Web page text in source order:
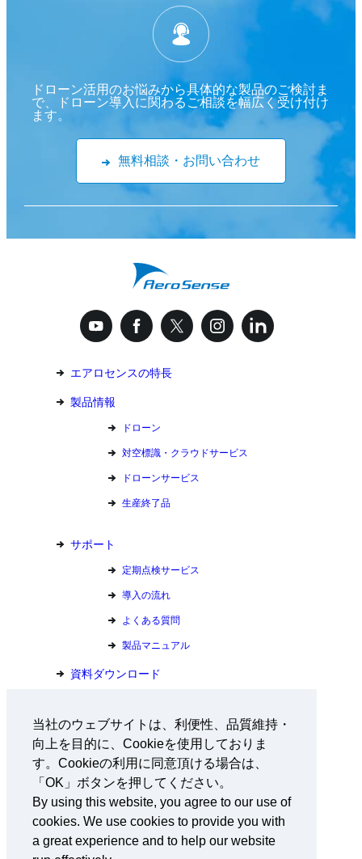
当社のウェブサイトは、利便性、品質維持・
向上を目的に、Cookieを使用しておりま
す。Cookieの利用に同意頂ける場合は、
「OK」ボタンを押してください。
By using this website, you agree to our use of
cookies. We use cookies to provide you with
a great experience and to help our website
ドローン活用のお悩みから具体的な製品のご検討ま
で、ドローン導入に関わるご相談を幅広く受け付け
ます。
無料相談・お問い合わせ
エアロセンスの特長
製品情報
ドローン
対空標識・クラウドサービス
ドローンサービス
生産終了品
サポート
定期点検サービス
導入の流れ
よくある質問
製品マニュアル
資料ダウンロード
会社情報
採用情報
ニュース
東京都宝島チャレンジプロジェクト